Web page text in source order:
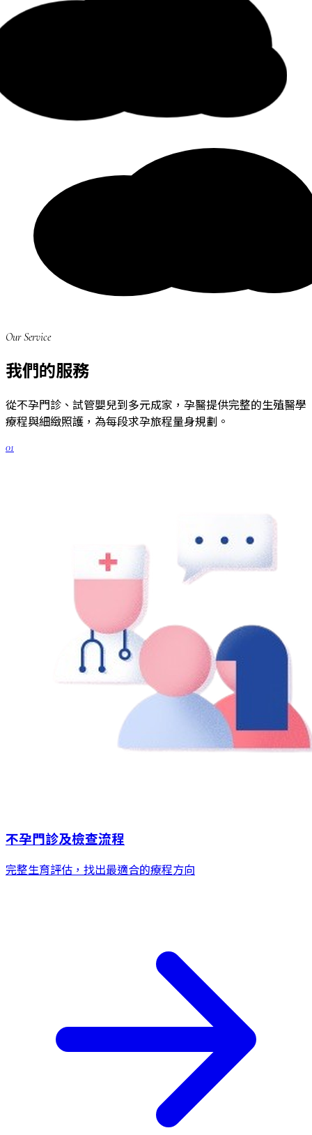
Our Service
我們的服務
從不孕門診、試管嬰兒到多元成家，孕醫提供完整的生殖醫學
療程與細緻照護，為每段求孕旅程量身規劃。
01
不孕門診及檢查流程
完整生育評估，找出最適合的療程方向